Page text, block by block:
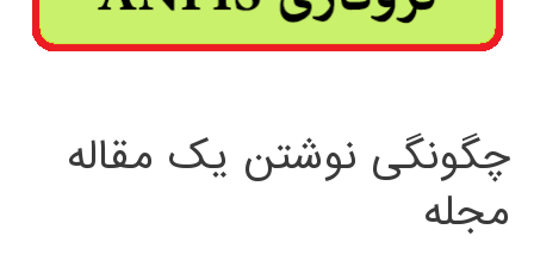
چگونگی نوشتن یک مقاله
مجله